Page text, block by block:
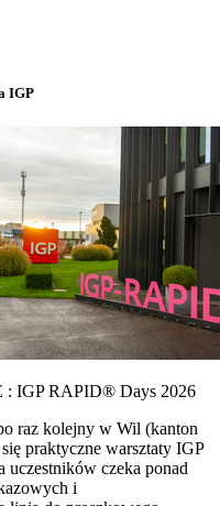
IGP
: IGP RAPID® Days 2026
raz kolejny w Wil (kanton
praktyczne warsztaty IGP
czeka ponad
i